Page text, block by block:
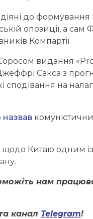
до формування
опозиції, а
Компартії.
видання
Сакса з
сподівання на
назвав
Китаю одним
нам
канал Telegram!